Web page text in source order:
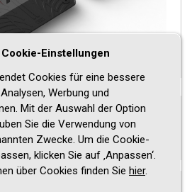
Einstellungen
Cookies für eine bessere
Werbung und
Mit der Auswahl der Option
Sie die Verwendung von
Zwecke. Um die Cookie-
klicken Sie auf ‚Anpassen‘.
über Cookies finden Sie hier.